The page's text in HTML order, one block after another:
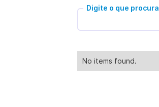
Digite o que procura
No items found.